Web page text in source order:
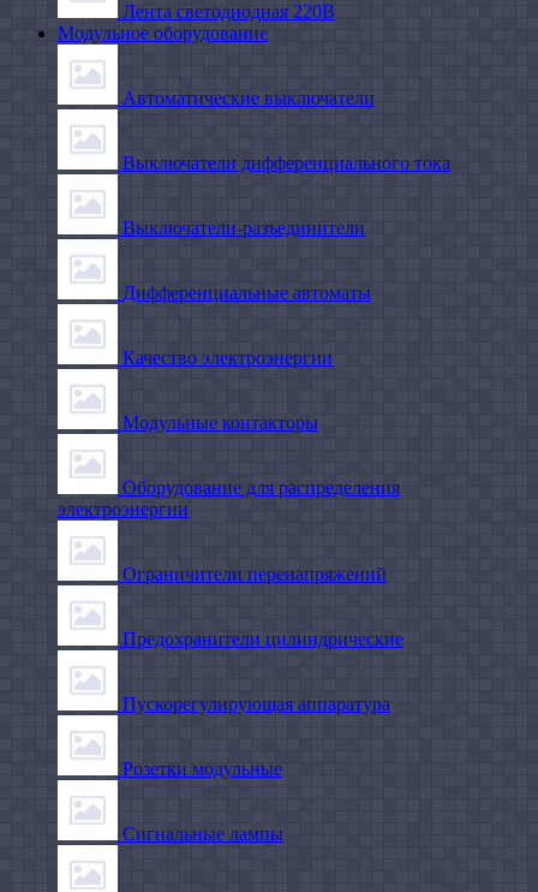
Лента светодиодная 220В
Модульное оборудование
Автоматические выключатели
Выключатели дифференциального тока
Выключатели-разъединители
Дифференциальные автоматы
Качество электроэнергии
Модульные контакторы
Оборудование для распределения
электроэнергии
Ограничители перенапряжений
Предохранители цилиндрические
Пускорегулирующая аппаратура
Розетки модульные
Сигнальные лампы